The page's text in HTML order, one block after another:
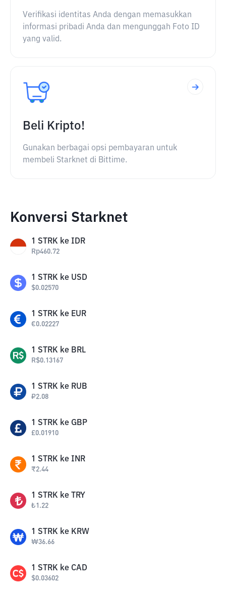
Verifikasi identitas Anda dengan memasukkan
informasi pribadi Anda dan mengunggah Foto ID
yang valid.
Beli Kripto!
Gunakan berbagai opsi pembayaran untuk
membeli Starknet di Bittime.
Konversi Starknet
1 STRK ke IDR
Rp460.72
1 STRK ke USD
$0.02570
1 STRK ke EUR
€0.02227
1 STRK ke BRL
R$0.13167
1 STRK ke RUB
₽2.08
1 STRK ke GBP
£0.01910
1 STRK ke INR
₹2.44
1 STRK ke TRY
₺1.22
1 STRK ke KRW
₩36.66
1 STRK ke CAD
$0.03602